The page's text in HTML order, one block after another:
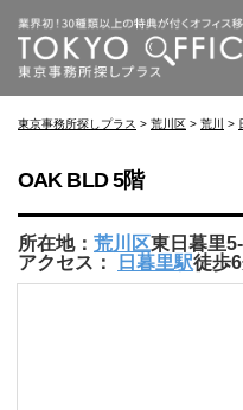
東京事務所探しプラス > 荒川区 > 荒川 >
OAK BLD 5階
所在地： 荒川区東日暮里
アクセス：
日暮里駅徒歩